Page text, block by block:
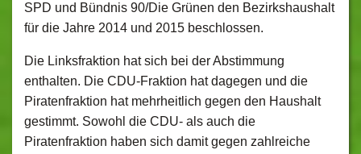
SPD und Bündnis 90/Die Grünen den Bezirkshaushalt
für die Jahre 2014 und 2015 beschlossen.
Die Linksfraktion hat sich bei der Abstimmung
enthalten. Die CDU-Fraktion hat dagegen und die
Piratenfraktion hat mehrheitlich gegen den Haushalt
gestimmt. Sowohl die CDU- als auch die
Piratenfraktion haben sich damit gegen zahlreiche